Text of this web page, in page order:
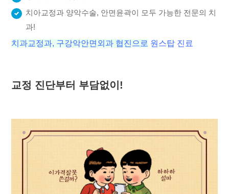
치아교정과 양악수술, 안면윤곽이 모두 가능한 전문의 치
과!
치과교정과, 구강악안면외과 협진으로 원스탑 진료
교정 진단부터 부담없이!